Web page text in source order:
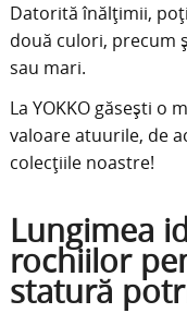
Datorită înălțimii,
două culori, precum
sau mari.
La YOKKO găsești o
valoare atuurile, de
colecțiile noastre!
Lungimea
rochiilor
statură